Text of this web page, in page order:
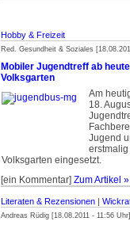
Hobby & Freizeit
Red. Gesundheit & Soziales
Mobiler Jugendtreff ab
Volksgarten
Am
18.
Jugend
Volksgarten eingesetzt.
[ein Kommentar] Zum Artikel »
Literaten & Rezensionen |
Andreas Rüdig [18.08.2011 - 11:56 Uhr]